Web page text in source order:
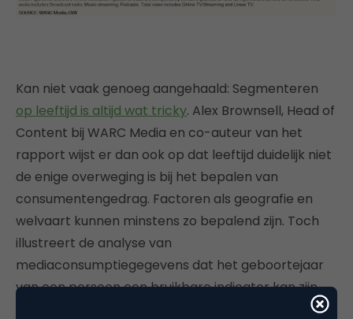
Kan niet vaak genoeg aangehaald: Segmenteren
op leeftijd is altijd wat tricky. Alex Brownsell, Head of
Content bij WARC Media en co-auteur van het
rapport wijst er dan ook op dat leeftijd duidelijk niet
de enige overweging is bij het bepalen van
consumentengedrag. Factoren als geografie en
welvaart kunnen minstens zo bepalend zijn. Toch
illustreert de analyse van
mediaconsumptiegegevens dat het geboortejaar
van een persoon een bruikbare indicator kan zijn
om ‘waarschijnlijke kanaal- en platformvoorkeuren’